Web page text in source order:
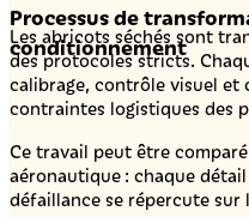
Processus de
conditionnement
Les abricots séchés sont
des protocoles stricts.
calibrage, contrôle visuel
contraintes logistiques des
Ce travail peut être
aéronautique : chaque
défaillance se répercute sur